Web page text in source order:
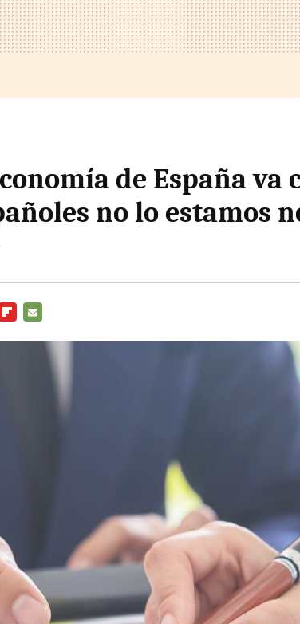
de España va
no lo estamos